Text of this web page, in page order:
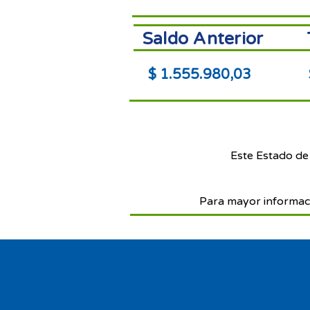
Saldo Anterior
$ 1.555.980,03
Este Estado
Para mayor